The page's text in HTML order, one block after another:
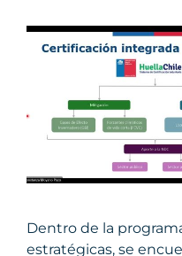
Dentro de la
estratégicas, se